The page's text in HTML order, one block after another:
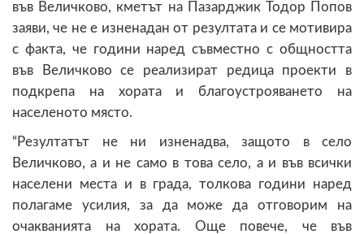
във Величково, кметът на Пазарджик Тодор Попов
заяви, че не е изненадан от резултата и се мотивира
с факта, че години наред съвместно с общността
във Величково се реализират редица проекти в
подкрепа на хората и благоустрояването на
населеното място.
“Резултатът не ни изненадва, защото в село
Величково, а и не само в това село, а и във всички
населени места и в града, толкова години наред
полагаме усилия, за да може да отговорим на
очакванията на хората. Още повече, че във